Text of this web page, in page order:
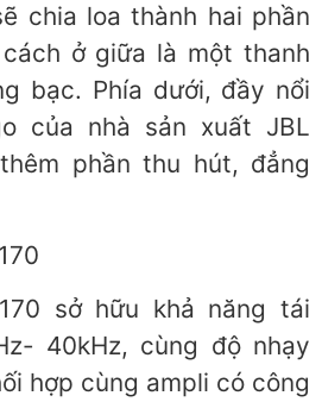
chia loa thành hai phần
ở giữa là một thanh
bạc. Phía dưới, đầy nổi
của nhà sản xuất JBL
phần thu hút, đẳng
sở hữu khả năng tái
40kHz, cùng độ nhạy
hợp cùng ampli có công